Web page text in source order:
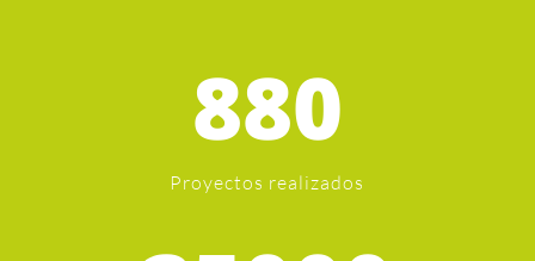
880
Proyectos realizados